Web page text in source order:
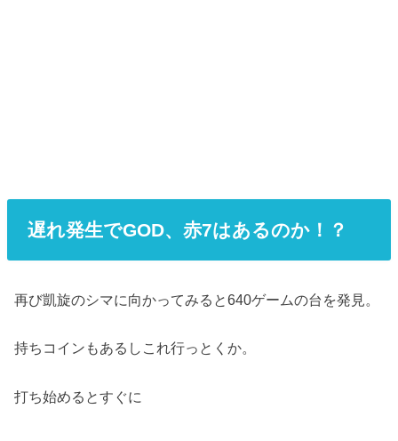
遅れ発生でGOD、赤7はあるのか！？
再び凱旋のシマに向かってみると640ゲームの台を発見。
持ちコインもあるしこれ行っとくか。
打ち始めるとすぐに